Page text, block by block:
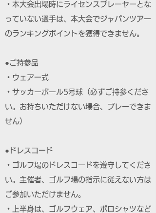
・本大会出場時にライセンスプレーヤーとな
っていない選手は、本大会でジャパンツアー
のランキングポイントを獲得できません。
●ご持参品
・ウェア一式
・サッカーボール5号球（必ずご持参くださ
い。お持ちいただけない場合、プレーできま
せん）
●ドレスコード
・ゴルフ場のドレスコードを遵守してくださ
い。主催者、ゴルフ場の指示に従えない方は
ご参加いただけません。
・上半身は、ゴルフウェア、ポロシャツなど